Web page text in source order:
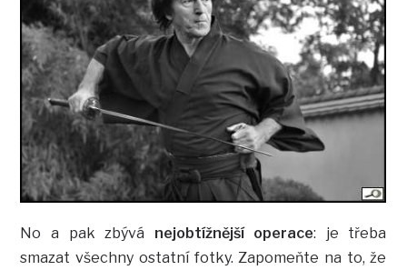
No a pak zbývá nejobtížnější operace: je třeba
smazat všechny ostatní fotky. Zapomeňte na to, že